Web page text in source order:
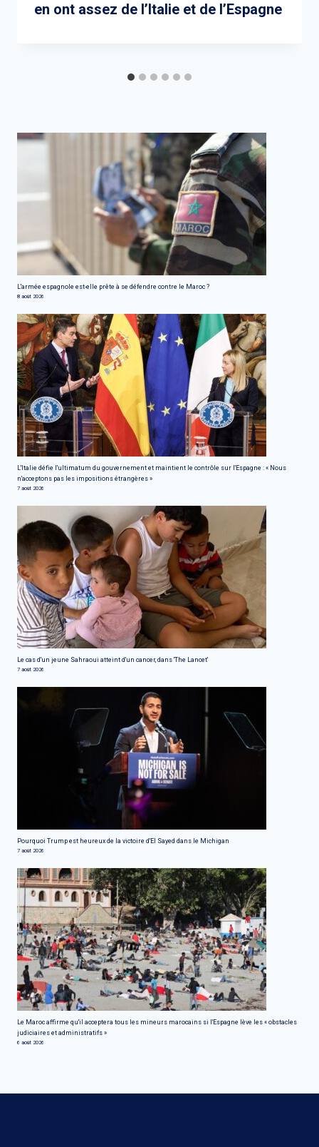
en ont assez de l’Italie et de l’Espagne
L'armée espagnole est-elle prête à se défendre contre le Maroc ?
8 août 2026
L'Italie défie l'ultimatum du gouvernement et maintient le contrôle sur l'Espagne : « Nous
n'acceptons pas les impositions étrangères »
7 août 2026
Le cas d'un jeune Sahraoui atteint d'un cancer, dans 'The Lancet'
7 août 2026
Pourquoi Trump est heureux de la victoire d'El Sayed dans le Michigan
7 août 2026
Le Maroc affirme qu'il acceptera tous les mineurs marocains si l'Espagne lève les « obstacles
judiciaires et administratifs »
6 août 2026